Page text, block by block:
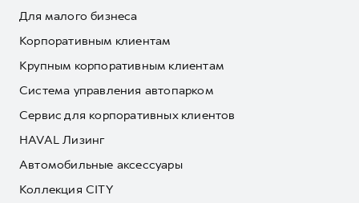
Для малого бизнеса
Корпоративным клиентам
Крупным корпоративным клиентам
Система управления автопарком
Сервис для корпоративных клиентов
HAVAL Лизинг
Автомобильные аксессуары
Коллекция CITY